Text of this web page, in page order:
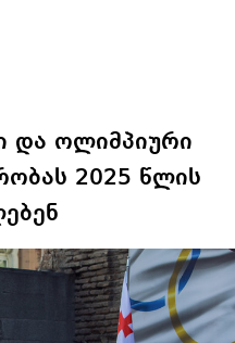
და ოლიმპიური
2025 წლის